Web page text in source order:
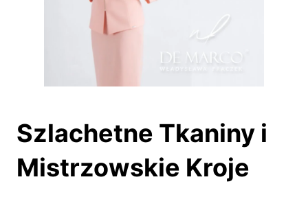
Szlachetne Tkaniny i
Mistrzowskie Kroje